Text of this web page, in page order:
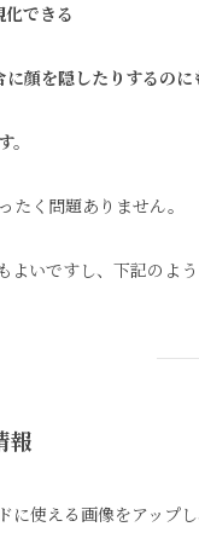
できる
顔を隠したりするのに
。
たく問題ありません。
よいですし、下記のよ
報
に使える画像をアップ